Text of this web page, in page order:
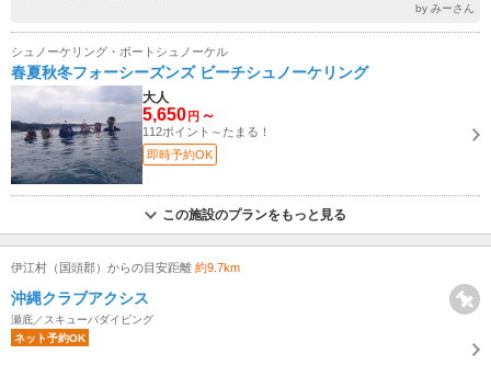
by みーさん
シュノーケリング・ボートシュノーケル
春夏秋冬フォーシーズンズ ビーチシュノーケリング
大人
5,650 円 ～
112ポイント～たまる！
即時予約OK
この施設のプランをもっと見る
伊江村（国頭郡）からの目安距離 約9.7km
沖縄クラブアクシス
瀬底／スキューバダイビング
ネット予約OK